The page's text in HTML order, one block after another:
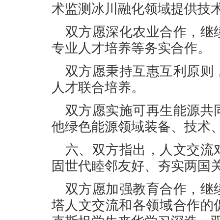
术监测冰川融化领域提供技
双方愿深化农业合作，
专业人才培养等务实合作。
双方愿秉持互惠互利原
人才联合培养。
双方愿实施可再生能源
他绿色能源领域装备、技术
六、双方指出，人文交
固世代睦邻友好、夯实两国
双方愿加强教育合作，
塔人文交流和各领域合作